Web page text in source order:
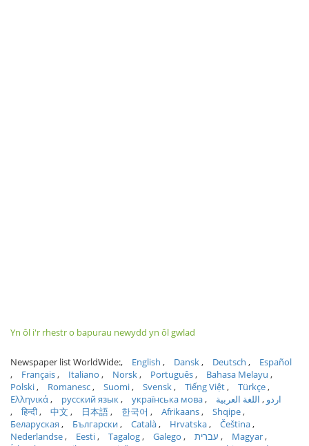
Yn ôl i'r rhestr o bapurau newydd yn ôl gwlad
Newspaper list WorldWide: English Dansk Deutsch
Español
Français
Italiano Norsk Português
Bahasa Melayu
Polski
Romanesc Suomi Svensk Tiếng Việt
Türkçe
Ελληνικά
русский язык українська мова اردو
اللغة العربية
हिन्दी
中文 日本語 한국어 Afrikaans
Shqipe
Беларуская
Български Català Hrvatska
Čeština
Nederlandse
Eesti Tagalog Galego עברית
Magyar